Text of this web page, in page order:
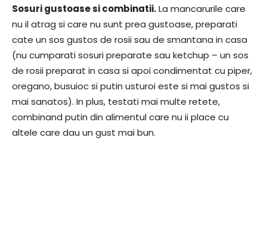
Sosuri gustoase si combinatii.La mancarurile care
nu il atrag si care nu sunt prea gustoase, preparati
cate un sos gustos de rosii sau de smantana in casa
(nu cumparati sosuri preparate sau ketchup – un sos
de rosii preparat in casa si apoi condimentat cu piper,
oregano, busuioc si putin usturoi este si mai gustos si
mai sanatos). In plus, testati mai multe retete,
combinand putin din alimentul care nu ii place cu
altele care dau un gust mai bun.